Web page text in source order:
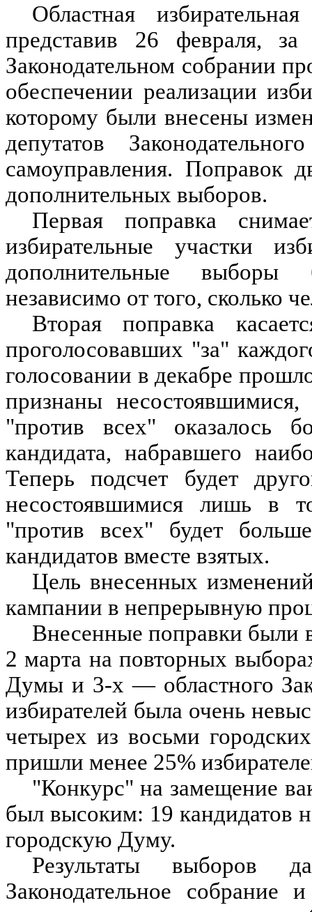
Областная
представив 26 февраля,
Законодательном собрании
обеспечении реализации
которому были внесены
депутатов
самоуправления. Поправок
дополнительных выборов.
Первая поправка
избирательные участки
дополнительные выборы
независимо от того, сколько
Вторая поправка
проголосовавших "за"
голосовании в декабре
признаны
"против всех" оказалось
кандидата, набравшего
Теперь подсчет будет
несостоявшимися лишь в
"против всех" будет
кандидатов вместе взятых.
Цель внесенных
кампании в непрерывную
Внесенные поправки были
2 марта на повторных
Думы и 3-х — областного
избирателей была очень
четырех из восьми
пришли менее 25%
"Конкурс" на замещение
был высоким: 19 кандидатов
городскую Думу.
Результаты выборов
Законодательное собрание